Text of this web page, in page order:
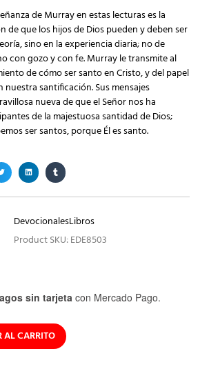
de Murray en estas lecturas es la
de que los hijos de Dios pueden y deben ser
sino en la experiencia diaria; no de
con gozo y con fe. Murray le transmite al
de cómo ser santo en Cristo, y del papel
nuestra santificación. Sus mensajes
nueva de que el Señor nos ha
de la majestuosa santidad de Dios;
ser santos, porque Él es santo.
DevocionalesLibros
Product SKU: EDE8503
sin tarjeta con Mercado Pago.
CARRITO